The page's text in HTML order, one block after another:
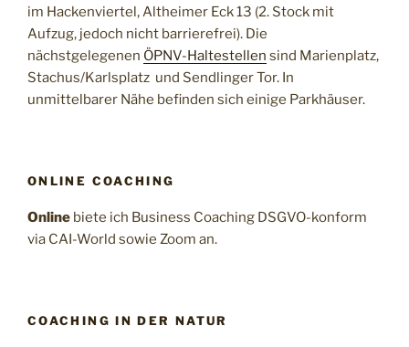
im Hackenviertel, Altheimer Eck 13 (2. Stock mit
Aufzug, jedoch nicht barrierefrei). Die
nächstgelegenen ÖPNV-Haltestellen sind Marienplatz,
Stachus/Karlsplatz und Sendlinger Tor. In
unmittelbarer Nähe befinden sich einige Parkhäuser.
ONLINE COACHING
Online biete ich Business Coaching DSGVO-konform
via CAI-World sowie Zoom an.
COACHING IN DER NATUR